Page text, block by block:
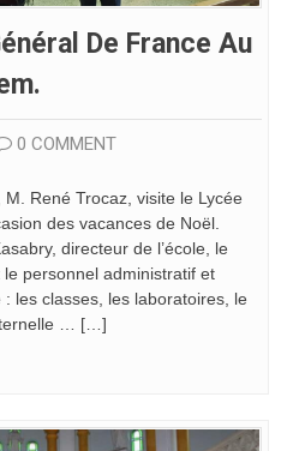
De France Au
0 COMMENT
René Trocaz, visite le Lycée
des vacances de Noël.
directeur de l’école, le
personnel administratif et
: les classes, les laboratoires, le
… […]